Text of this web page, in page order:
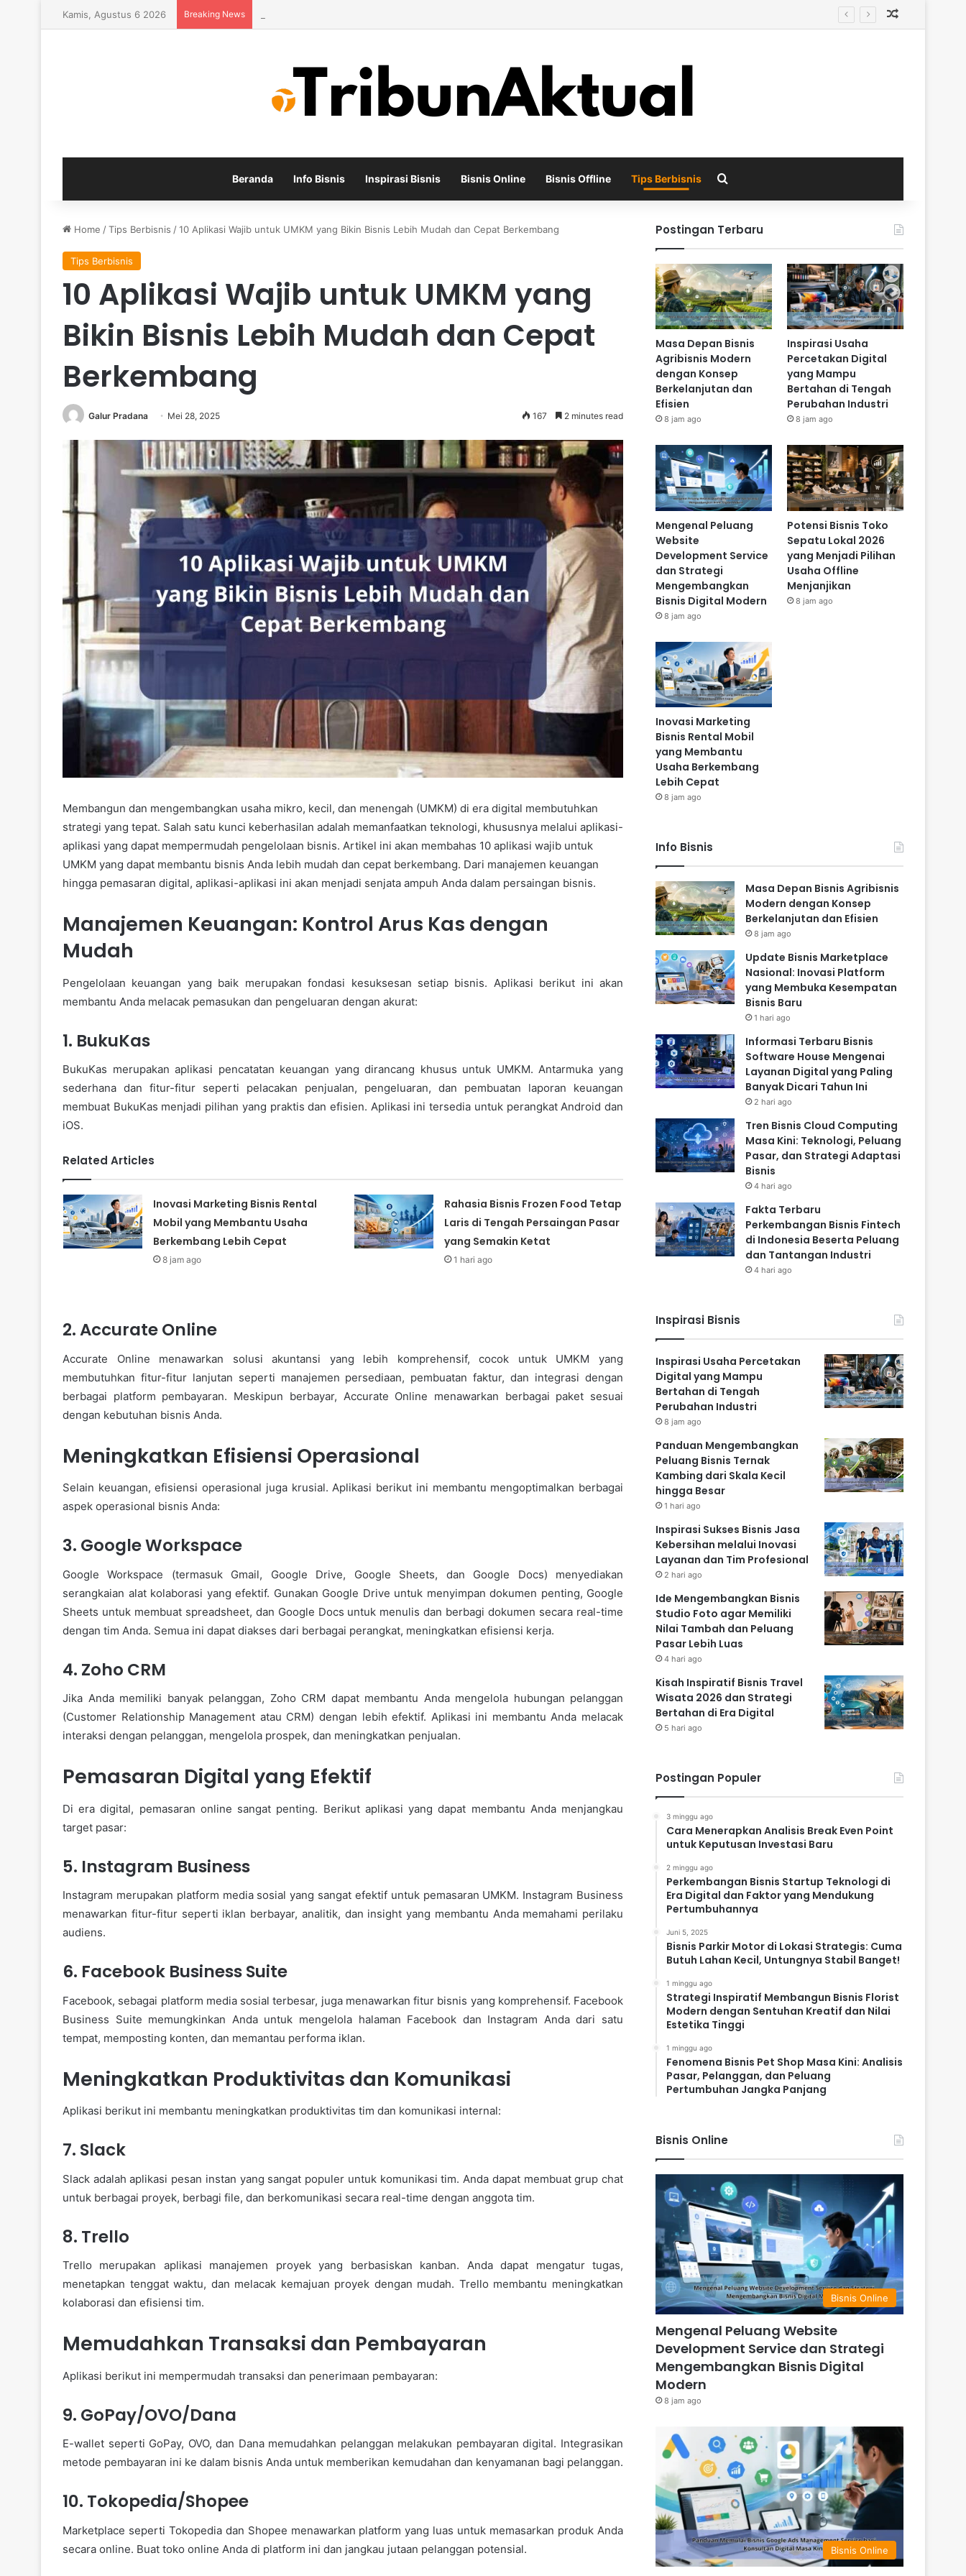
Kamis, Agustus 6 2026 Breaking News
Beranda Info Bisnis Inspirasi Bisnis Bisnis Online Bisnis Offline Tips Berbisnis Search for
Home /Tips Berbisnis /10 Aplikasi Wajib untuk UMKM yang Bikin Bisnis Lebih Mudah dan Cepat Berkembang
Tips Berbisnis
10 Aplikasi Wajib untuk UMKM yang
Bikin Bisnis Lebih Mudah dan Cepat
Berkembang
Galur Pradana Mei 28, 2025 167 2 minutes read
Membangun dan mengembangkan usaha mikro, kecil, dan menengah (UMKM) di era digital membutuhkan
strategi yang tepat. Salah satu kunci keberhasilan adalah memanfaatkan teknologi, khususnya melalui aplikasi-
aplikasi yang dapat mempermudah pengelolaan bisnis. Artikel ini akan membahas 10 aplikasi wajib untuk
UMKM yang dapat membantu bisnis Anda lebih mudah dan cepat berkembang. Dari manajemen keuangan
hingga pemasaran digital, aplikasi-aplikasi ini akan menjadi senjata ampuh Anda dalam persaingan bisnis.
Manajemen Keuangan: Kontrol Arus Kas dengan
Mudah
Pengelolaan keuangan yang baik merupakan fondasi kesuksesan setiap bisnis. Aplikasi berikut ini akan
membantu Anda melacak pemasukan dan pengeluaran dengan akurat:
1. BukuKas
BukuKas merupakan aplikasi pencatatan keuangan yang dirancang khusus untuk UMKM. Antarmuka yang
sederhana dan fitur-fitur seperti pelacakan penjualan, pengeluaran, dan pembuatan laporan keuangan
membuat BukuKas menjadi pilihan yang praktis dan efisien. Aplikasi ini tersedia untuk perangkat Android dan
iOS.
Related Articles
Inovasi Marketing Bisnis Rental
Mobil yang Membantu Usaha
Berkembang Lebih Cepat
8 jam ago
Rahasia Bisnis Frozen Food Tetap
Laris di Tengah Persaingan Pasar
yang Semakin Ketat
1 hari ago
2. Accurate Online
Accurate Online menawarkan solusi akuntansi yang lebih komprehensif, cocok untuk UMKM yang
membutuhkan fitur-fitur lanjutan seperti manajemen persediaan, pembuatan faktur, dan integrasi dengan
berbagai platform pembayaran. Meskipun berbayar, Accurate Online menawarkan berbagai paket sesuai
dengan kebutuhan bisnis Anda.
Meningkatkan Efisiensi Operasional
Selain keuangan, efisiensi operasional juga krusial. Aplikasi berikut ini membantu mengoptimalkan berbagai
aspek operasional bisnis Anda:
3. Google Workspace
Google Workspace (termasuk Gmail, Google Drive, Google Sheets, dan Google Docs) menyediakan
serangkaian alat kolaborasi yang efektif. Gunakan Google Drive untuk menyimpan dokumen penting, Google
Sheets untuk membuat spreadsheet, dan Google Docs untuk menulis dan berbagi dokumen secara real-time
dengan tim Anda. Semua ini dapat diakses dari berbagai perangkat, meningkatkan efisiensi kerja.
4. Zoho CRM
Jika Anda memiliki banyak pelanggan, Zoho CRM dapat membantu Anda mengelola hubungan pelanggan
(Customer Relationship Management atau CRM) dengan lebih efektif. Aplikasi ini membantu Anda melacak
interaksi dengan pelanggan, mengelola prospek, dan meningkatkan penjualan.
Pemasaran Digital yang Efektif
Di era digital, pemasaran online sangat penting. Berikut aplikasi yang dapat membantu Anda menjangkau
target pasar:
5. Instagram Business
Instagram merupakan platform media sosial yang sangat efektif untuk pemasaran UMKM. Instagram Business
menawarkan fitur-fitur seperti iklan berbayar, analitik, dan insight yang membantu Anda memahami perilaku
audiens.
6. Facebook Business Suite
Facebook, sebagai platform media sosial terbesar, juga menawarkan fitur bisnis yang komprehensif. Facebook
Business Suite memungkinkan Anda untuk mengelola halaman Facebook dan Instagram Anda dari satu
tempat, memposting konten, dan memantau performa iklan.
Meningkatkan Produktivitas dan Komunikasi
Aplikasi berikut ini membantu meningkatkan produktivitas tim dan komunikasi internal:
7. Slack
Slack adalah aplikasi pesan instan yang sangat populer untuk komunikasi tim. Anda dapat membuat grup chat
untuk berbagai proyek, berbagi file, dan berkomunikasi secara real-time dengan anggota tim.
8. Trello
Trello merupakan aplikasi manajemen proyek yang berbasiskan kanban. Anda dapat mengatur tugas,
menetapkan tenggat waktu, dan melacak kemajuan proyek dengan mudah. Trello membantu meningkatkan
kolaborasi dan efisiensi tim.
Memudahkan Transaksi dan Pembayaran
Aplikasi berikut ini mempermudah transaksi dan penerimaan pembayaran:
9. GoPay/OVO/Dana
E-wallet seperti GoPay, OVO, dan Dana memudahkan pelanggan melakukan pembayaran digital. Integrasikan
metode pembayaran ini ke dalam bisnis Anda untuk memberikan kemudahan dan kenyamanan bagi pelanggan.
10. Tokopedia/Shopee
Marketplace seperti Tokopedia dan Shopee menawarkan platform yang luas untuk memasarkan produk Anda
secara online. Buat toko online Anda di platform ini dan jangkau jutaan pelanggan potensial.
Postingan Terbaru
Masa Depan Bisnis
Agribisnis Modern
dengan Konsep
Berkelanjutan dan
Efisien
8 jam ago
Inspirasi Usaha
Percetakan Digital
yang Mampu
Bertahan di Tengah
Perubahan Industri
8 jam ago
Mengenal Peluang
Website
Development Service
dan Strategi
Mengembangkan
Bisnis Digital Modern
8 jam ago
Potensi Bisnis Toko
Sepatu Lokal 2026
yang Menjadi Pilihan
Usaha Offline
Menjanjikan
8 jam ago
Inovasi Marketing
Bisnis Rental Mobil
yang Membantu
Usaha Berkembang
Lebih Cepat
8 jam ago
Info Bisnis
Masa Depan Bisnis Agribisnis
Modern dengan Konsep
Berkelanjutan dan Efisien
8 jam ago
Update Bisnis Marketplace
Nasional: Inovasi Platform
yang Membuka Kesempatan
Bisnis Baru
1 hari ago
Informasi Terbaru Bisnis
Software House Mengenai
Layanan Digital yang Paling
Banyak Dicari Tahun Ini
2 hari ago
Tren Bisnis Cloud Computing
Masa Kini: Teknologi, Peluang
Pasar, dan Strategi Adaptasi
Bisnis
4 hari ago
Fakta Terbaru
Perkembangan Bisnis Fintech
di Indonesia Beserta Peluang
dan Tantangan Industri
4 hari ago
Inspirasi Bisnis
Inspirasi Usaha Percetakan
Digital yang Mampu
Bertahan di Tengah
Perubahan Industri
8 jam ago
Panduan Mengembangkan
Peluang Bisnis Ternak
Kambing dari Skala Kecil
hingga Besar
1 hari ago
Inspirasi Sukses Bisnis Jasa
Kebersihan melalui Inovasi
Layanan dan Tim Profesional
2 hari ago
Ide Mengembangkan Bisnis
Studio Foto agar Memiliki
Nilai Tambah dan Peluang
Pasar Lebih Luas
4 hari ago
Kisah Inspiratif Bisnis Travel
Wisata 2026 dan Strategi
Bertahan di Era Digital
5 hari ago
Postingan Populer
3 minggu ago
Cara Menerapkan Analisis Break Even Point
untuk Keputusan Investasi Baru
2 minggu ago
Perkembangan Bisnis Startup Teknologi di
Era Digital dan Faktor yang Mendukung
Pertumbuhannya
Juni 5, 2025
Bisnis Parkir Motor di Lokasi Strategis: Cuma
Butuh Lahan Kecil, Untungnya Stabil Banget!
1 minggu ago
Strategi Inspiratif Membangun Bisnis Florist
Modern dengan Sentuhan Kreatif dan Nilai
Estetika Tinggi
1 minggu ago
Fenomena Bisnis Pet Shop Masa Kini: Analisis
Pasar, Pelanggan, dan Peluang
Pertumbuhan Jangka Panjang
Bisnis Online
Bisnis Online
Mengenal Peluang Website
Development Service dan Strategi
Mengembangkan Bisnis Digital
Modern
8 jam ago
Bisnis Online